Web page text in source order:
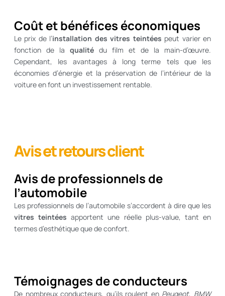
Coût et bénéfices économiques
Le prix de l’installation des vitres teintées peut varier en
fonction de la qualité du film et de la main-d’œuvre.
Cependant, les avantages à long terme tels que les
économies d’énergie et la préservation de l’intérieur de la
voiture en font un investissement rentable.
Avis et retours client
Avis de professionnels de
l’automobile
Les professionnels de l’automobile s’accordent à dire que les
vitres teintées apportent une réelle plus-value, tant en
termes d’esthétique que de confort.
Témoignages de conducteurs
De nombreux conducteurs, qu’ils roulent en Peugeot, BMW